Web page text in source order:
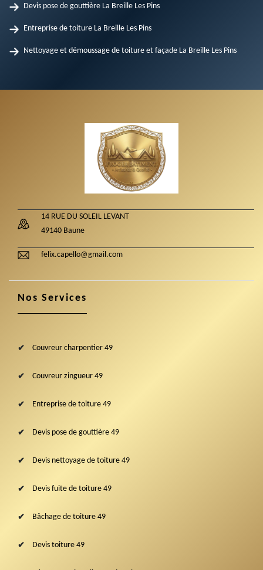
Devis pose de gouttière La Breille Les Pins
Entreprise de toiture La Breille Les Pins
Nettoyage et démoussage de toiture et façade La Breille Les Pins
14 RUE DU SOLEIL LEVANT
49140 Baune
felix.capello@gmail.com
Nos Services
Couvreur charpentier 49
Couvreur zingueur 49
Entreprise de toiture 49
Devis pose de gouttière 49
Devis nettoyage de toiture 49
Devis fuite de toiture 49
Bâchage de toiture 49
Devis toiture 49